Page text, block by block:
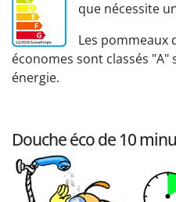
que nécessite
Les pommeaux
économes sont classés
énergie.
Douche éco de 10